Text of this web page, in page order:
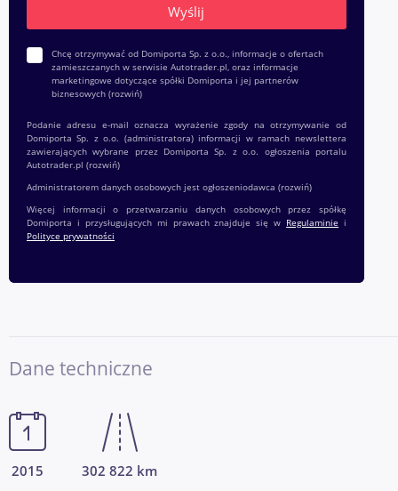
Chcę otrzymywać od Domiporta Sp. z o.o., informacje o ofertach
zamieszczanych w serwisie Autotrader.pl, oraz informacje
marketingowe dotyczące spółki Domiporta i jej partnerów
biznesowych (rozwiń)
Podanie adresu e-mail oznacza wyrażenie zgody na otrzymywanie od
Domiporta Sp. z o.o. (administratora) informacji w ramach newslettera
zawierających wybrane przez Domiporta Sp. z o.o. ogłoszenia portalu
Autotrader.pl (rozwiń)
Administratorem danych osobowych jest ogłoszeniodawca (rozwiń)
Więcej informacji o przetwarzaniu danych osobowych przez spółkę
Domiporta i przysługujących mi prawach znajduje się w Regulaminie i
Polityce prywatności
Dane techniczne
2015 302 822 km